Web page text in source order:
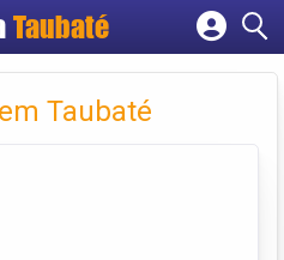
Taubaté
empresa
Criar contaTaubaté